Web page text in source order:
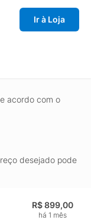
Ir à Loja
acordo com o
desejado pode
R$ 899,00
há 1 mês